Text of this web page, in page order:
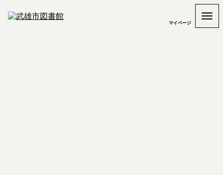
マイページ